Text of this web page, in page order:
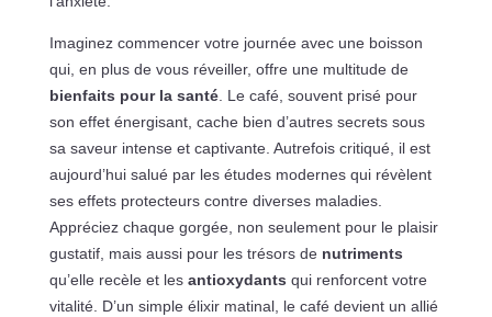
Imaginez commencer votre journée avec une boisson
qui, en plus de vous réveiller, offre une multitude de
bienfaits pour la santé. Le café, souvent prisé pour
son effet énergisant, cache bien d’autres secrets sous
sa saveur intense et captivante. Autrefois critiqué, il est
aujourd’hui salué par les études modernes qui révèlent
ses effets protecteurs contre diverses maladies.
Appréciez chaque gorgée, non seulement pour le plaisir
gustatif, mais aussi pour les trésors de nutriments
qu’elle recèle et les antioxydants qui renforcent votre
vitalité. D’un simple élixir matinal, le café devient un allié